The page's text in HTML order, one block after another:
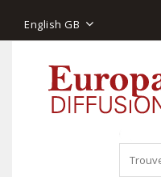
English GB